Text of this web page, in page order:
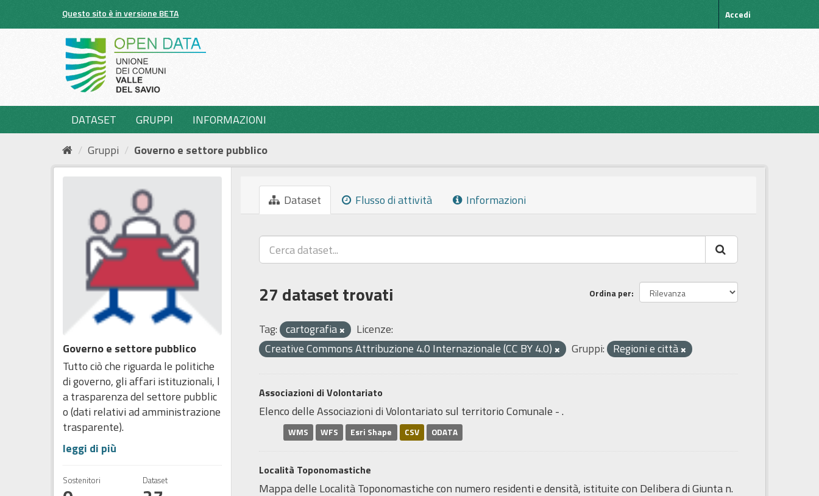
Questo sito è in versione BETA Accedi
DATASET GRUPPI
INFORMAZIONI
Gruppi
Governo e settore pubblico
Governo e settore pubblico
Tutto ciò che riguarda le politiche
di governo, gli affari istituzionali, l
a trasparenza del settore pubblic
o (dati relativi ad amministrazione
trasparente).
leggi di più
Sostenitori Dataset
Dataset Flusso di attività Informazioni
Ordina per
27 dataset trovati
Tag: cartografia
Licenze:
Creative Commons Attribuzione 4.0 Internazionale (CC BY 4.0)
Gruppi: Regioni e città
Associazioni di Volontariato
Elenco delle Associazioni di Volontariato sul territorio Comunale - .
WMS WFS Esri Shape CSV ODATA
Località Toponomastiche
Mappa delle Località Toponomastiche con numero residenti e densità, istituite con Delibera di Giunta n.